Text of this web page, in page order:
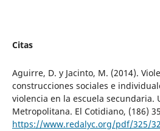
Citas
Aguirre, D. y Jacinto, M. (2014).
construcciones sociales e
violencia en la escuela secundaria.
Metropolitana. El Cotidiano, (186)
https://www.redalyc.org/pdf/325/